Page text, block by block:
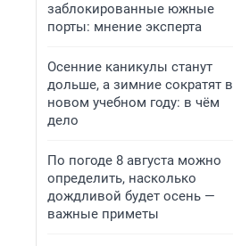
заблокированные южные
порты: мнение эксперта
Осенние каникулы станут
дольше, а зимние сократят в
новом учебном году: в чём
дело
По погоде 8 августа можно
определить, насколько
дождливой будет осень —
важные приметы